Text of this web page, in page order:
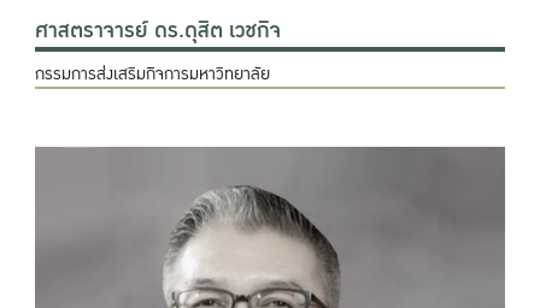
ศาสตราจารย์ ดร.ดุสิต เวชกิจ
กรรมการส่งเสริมกิจการมหาวิทยาลัย